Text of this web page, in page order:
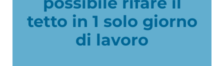
tetto in 1 solo giorno
di lavoro